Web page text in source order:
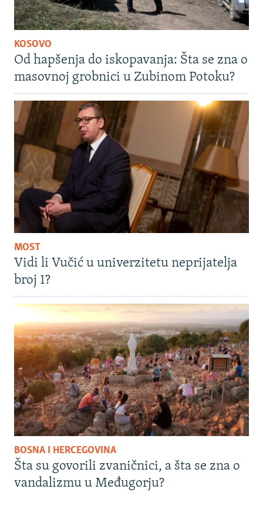
KOSOVO
Od hapšenja do iskopavanja: Šta se zna o
masovnoj grobnici u Zubinom Potoku?
MOST
Vidi li Vučić u univerzitetu neprijatelja
broj 1?
BOSNA I HERCEGOVINA
Šta su govorili zvaničnici, a šta se zna o
vandalizmu u Međugorju?